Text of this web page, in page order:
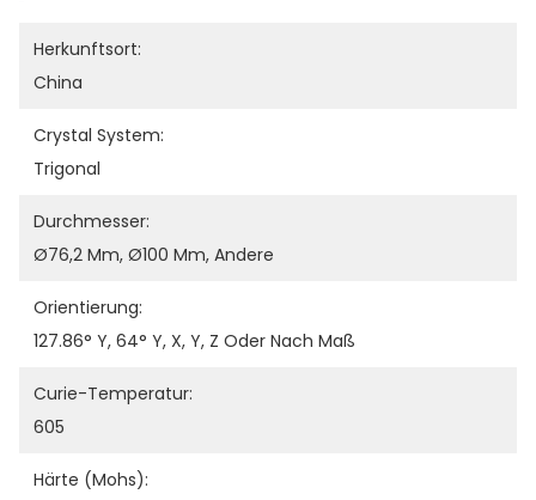
Herkunftsort:
China
Crystal System:
Trigonal
Durchmesser:
Ø76,2 Mm, Ø100 Mm, Andere
Orientierung:
127.86° Y, 64° Y, X, Y, Z Oder Nach Maß
Curie-Temperatur:
605
Härte (Mohs):